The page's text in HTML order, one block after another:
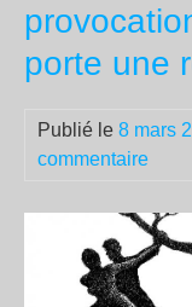
porte une
Publié le 8 mars
commentaire